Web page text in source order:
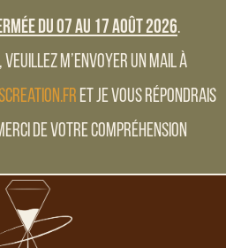
du 07 au 17 Août 2026.
m’envoyer un mail à
et je vous répondrais
de votre compréhension